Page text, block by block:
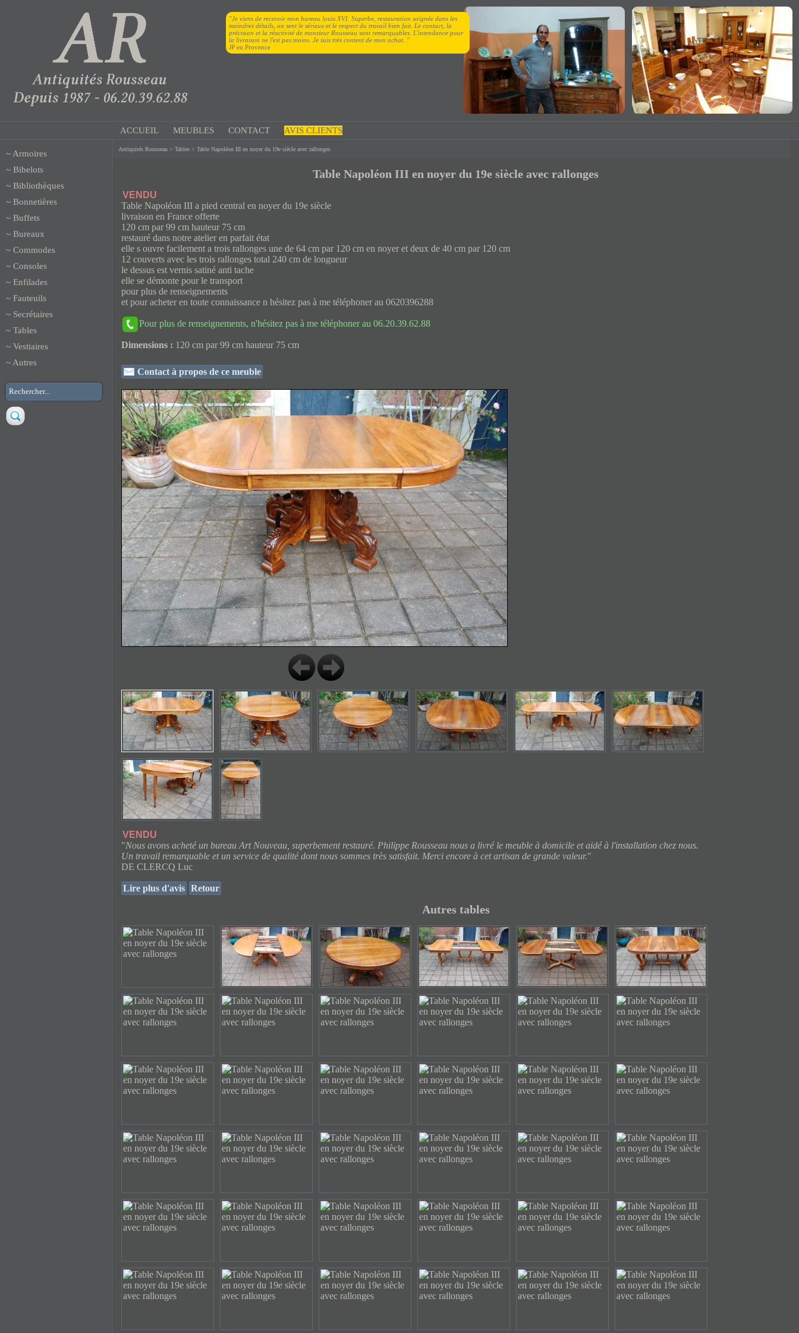
"Je viens de recevoir mon bureau louis XVI. Superbe, restauration soignée dans les
moindres détails, on sent le sérieux et le respect du travail bien fait. Le contact, la
précision et la réactivité de monsieur Rousseau sont remarquables. L'intendance pour
la livraison ne l'est pas moins. Je suis très content de mon achat. "
JP en Provence
ACCUEIL MEUBLES CONTACT AVIS CLIENTS
~ Armoires
~ Bibelots
~ Bibliothèques
~ Bonnetières
~ Buffets
~ Bureaux
~ Commodes
~ Consoles
~ Enfilades
~ Fauteuils
~ Secrétaires
~ Tables
~ Vestiaires
~ Autres
Antiquités Rousseau >Tables > Table Napoléon III en noyer du 19e siècle avec rallonges
Table Napoléon III en noyer du 19e siècle avec rallonges
VENDU
Table Napoléon III a pied central en noyer du 19e siècle
livraison en France offerte
120 cm par 99 cm hauteur 75 cm
restauré dans notre atelier en parfait état
elle s ouvre facilement a trois rallonges une de 64 cm par 120 cm en noyer et deux de 40 cm par 120 cm
12 couverts avec les trois rallonges total 240 cm de longueur
le dessus est vernis satiné anti tache
elle se démonte pour le transport
pour plus de renseignements
et pour acheter en toute connaissance n hésitez pas à me téléphoner au 0620396288
Pour plus de renseignements, n'hésitez pas à me téléphoner au 06.20.39.62.88
Dimensions : 120 cm par 99 cm hauteur 75 cm
Contact à propos de ce meuble
1 / 8
VENDU
"Nous avons acheté un bureau Art Nouveau, superbement restauré. Philippe Rousseau nous a livré le meuble à domicile et aidé à l'installation chez nous.
Un travail remarquable et un service de qualité dont nous sommes très satisfait. Merci encore à cet artisan de grande valeur."
DE CLERCQ Luc
Lire plus d'avis Retour
Autres tables